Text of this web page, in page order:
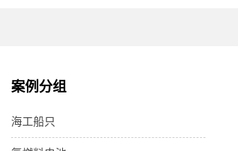
案例分组
海工船只